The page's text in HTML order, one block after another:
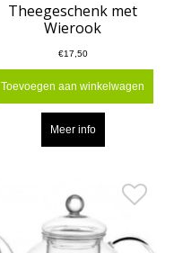
Theegeschenk met
Wierook
€17,50
Toevoegen aan winkelwagen
Meer info